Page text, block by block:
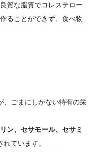
質な脂質でコレステロー
ることができず、食べ物
、ごまにしかない特有の栄
ン、セサモール、セサミ
ています。